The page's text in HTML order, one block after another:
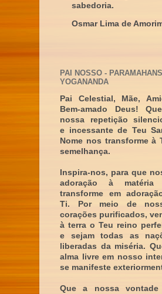
sabedoria.
Osmar Lima de
PAI NOSSO -
YOGANANDA
Pai Celestial, Mãe,
Bem-amado Deus!
nossa repetição
e incessante de Teu
Nome nos transforme à
semelhança.
Inspira-nos, para que
adoração à matéria
transforme em
Ti. Por meio de
corações purificados,
à terra o Teu reino
e sejam todas as
liberadas da miséria.
alma livre em nosso
se manifeste
Que a nossa vontade